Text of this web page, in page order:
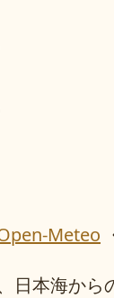
Meteo
日本海から